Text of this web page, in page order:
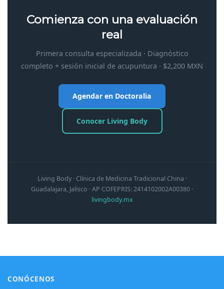
Comienza con una evaluación
real
Primera consulta especializada · Diagnóstico
completo + sesión inicial de acupuntura · $2,200 MXN
Agendar en Doctoralia
Conocer Living Body
Living Body · Clínica de Medicina Tradicional China ·
Guadalajara, Jalisco · AP COFEPRIS: 2414102002A00380 ·
livingbody.mx
CONÓCENOS